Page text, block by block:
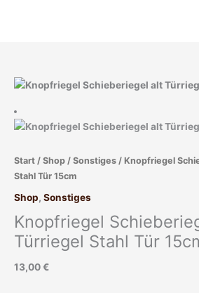
Start / Shop / Sonstiges / Knopfriegel
Stahl Tür 15cm
Shop, Sonstiges
Knopfriegel
Türriegel Stahl Tür
13,00€